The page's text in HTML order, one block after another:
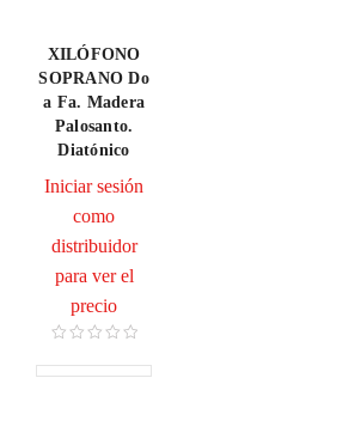
XILÓFONO
SOPRANO Do
a Fa. Madera
Palosanto.
Diatónico
Iniciar sesión
como
distribuidor
para ver el
precio